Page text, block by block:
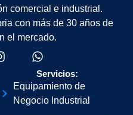
comercial e industrial.
con más de 30 años de
el mercado.
Servicios:
Equipamiento de
Negocio Industrial